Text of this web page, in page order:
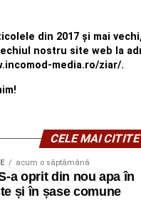
Mitropoliei.
se întâmplă la astfel de
de necesarele
închis total pe
cuprins între complexul
a Sindicatelor. Totodată,
va fi oprit pe Calea
de la Colegiul
din 2017 şi mai
nostru site web la
media.ro/ziar/.
CELE MAI CITITE
acum o săptămână
a oprit din nou apa în
și în șase comune